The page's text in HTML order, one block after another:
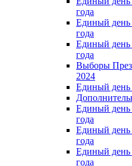
года
Единый день
года
Единый день
года
Выборы
2024
Единый день
Единый день
года
Единый день
года
Единый день
года